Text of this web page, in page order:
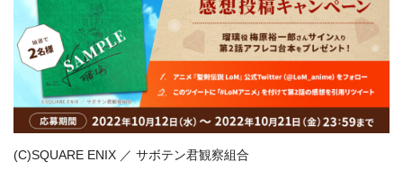
(C)SQUARE ENIX ／ サボテン君観察組合